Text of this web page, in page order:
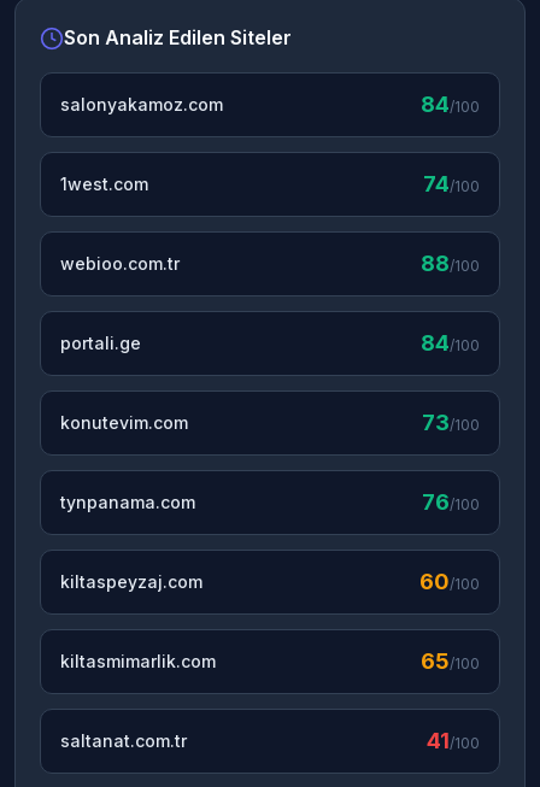
Son Analiz Edilen Siteler
salonyakamoz.com 84/100
1west.com 74/100
webioo.com.tr 88/100
portali.ge 84/100
konutevim.com 73/100
tynpanama.com 76/100
kiltaspeyzaj.com 60/100
kiltasmimarlik.com 65/100
saltanat.com.tr 41/100